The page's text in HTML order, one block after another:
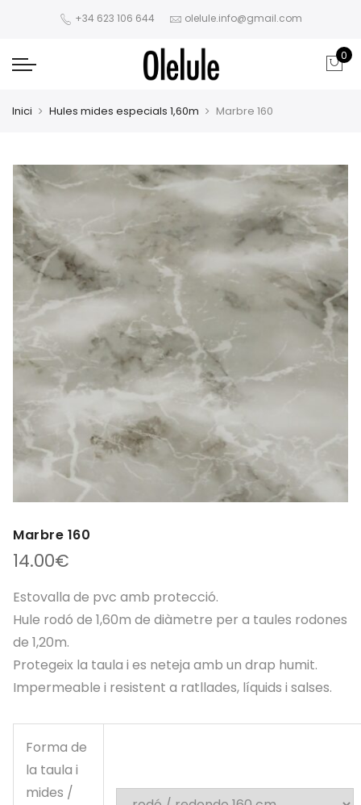
+34 623 106 644 olelule.info@gmail.com
0
Inici Hules mides especials 1,60m Marbre 160
Marbre 160
14.00€
Estovalla de pvc amb protecció.
Hule rodó de 1,60m de diàmetre per a taules rodones
de 1,20m.
Protegeix la taula i es neteja amb un drap humit.
Impermeable i resistent a ratllades, líquids i salses.
Forma de
la taula i
mides /